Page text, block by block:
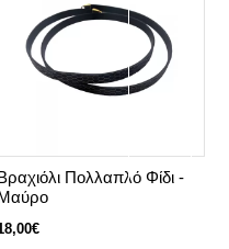
Πολλαπλό Φίδι -